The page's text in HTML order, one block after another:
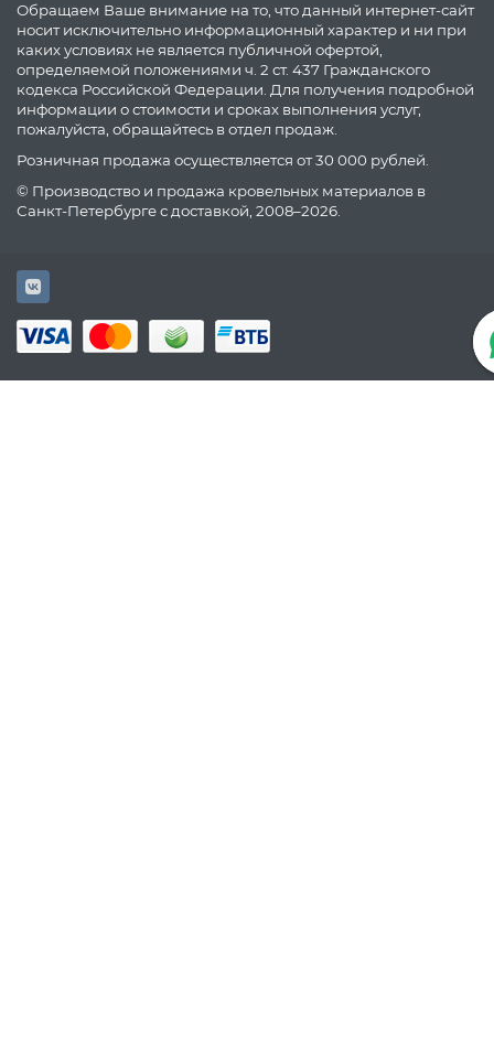
Обращаем Ваше внимание на то, что данный интернет-сайт
носит исключительно информационный характер и ни при
каких условиях не является публичной офертой,
определяемой положениями ч. 2 ст. 437 Гражданского
кодекса Российской Федерации. Для получения подробной
информации о стоимости и сроках выполнения услуг,
пожалуйста, обращайтесь в отдел продаж.
Розничная продажа осуществляется от 30 000 рублей.
© Производство и продажа кровельных материалов в
Санкт-Петербурге с доставкой, 2008–2026.